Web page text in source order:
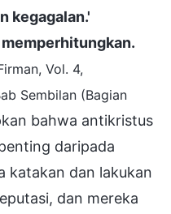
kegagalan.'
Vol. 4,
Sembilan (Bagian
bahwa antikristus
daripada
katakan dan lakukan
dan mereka